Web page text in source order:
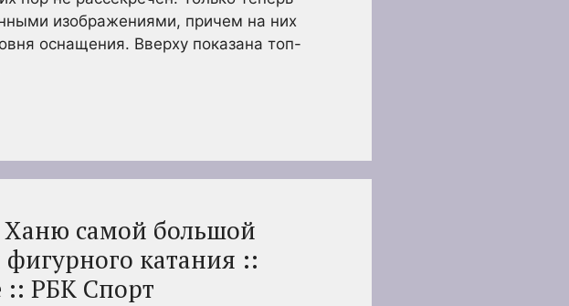
изображениями, причем на них
оснащения. Вверху показана топ-
самой большой
фигурного катания ::
:: РБК Спорт